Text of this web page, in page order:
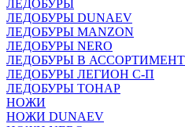
ЛЕДОБУРЫ
ЛЕДОБУРЫ DUNAEV
ЛЕДОБУРЫ MANZON
ЛЕДОБУРЫ NERO
ЛЕДОБУРЫ В
ЛЕДОБУРЫ ЛЕГИОН С-П
ЛЕДОБУРЫ ТОНАР
НОЖИ
НОЖИ DUNAEV